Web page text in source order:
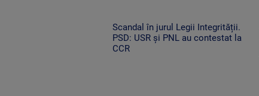
Scandal în jurul Legii Integrității.
PSD: USR și PNL au contestat la
CCR